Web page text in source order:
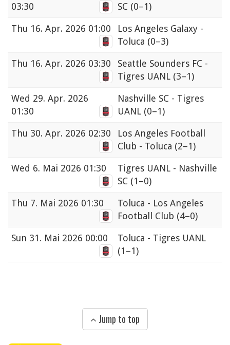
03:30
SC (0–1)
Thu 16. Apr. 2026 01:00
Los Angeles Galaxy -
Toluca (0–3)
Thu 16. Apr. 2026 03:30
Seattle Sounders FC -
Tigres UANL (3–1)
Wed 29. Apr. 2026
01:30
Nashville SC - Tigres
UANL (0–1)
Thu 30. Apr. 2026 02:30
Los Angeles Football
Club - Toluca (2–1)
Wed 6. Mai 2026 01:30
Tigres UANL - Nashville
SC (1–0)
Thu 7. Mai 2026 01:30
Toluca - Los Angeles
Football Club (4–0)
Sun 31. Mai 2026 00:00
Toluca - Tigres UANL
(1–1)
Jump to top